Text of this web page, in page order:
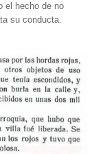
el hecho de no
su conducta.